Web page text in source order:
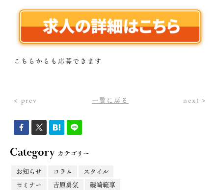
こちらからも応募できます
< prev 一覧に戻る next >
Categoryカテゴリー
お知らせ
コラム
スタイル
セミナー
吉原勇気 磯崎範享